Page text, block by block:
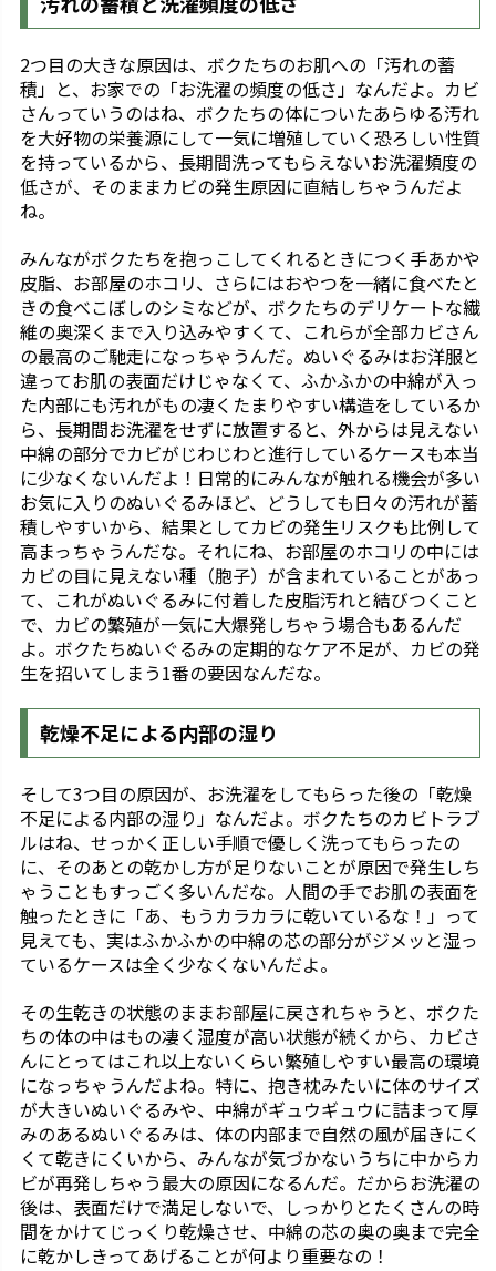
2つ目の大きな原因は、ボクたちのお肌への「汚れの蓄
積」と、お家での「お洗濯の頻度の低さ」なんだよ。カビ
さんっていうのはね、ボクたちの体についたあらゆる汚れ
を大好物の栄養源にして一気に増殖していく恐ろしい性質
を持っているから、長期間洗ってもらえないお洗濯頻度の
低さが、そのままカビの発生原因に直結しちゃうんだよ
ね。
みんながボクたちを抱っこしてくれるときにつく手あかや
皮脂、お部屋のホコリ、さらにはおやつを一緒に食べたと
きの食べこぼしのシミなどが、ボクたちのデリケートな繊
維の奥深くまで入り込みやすくて、これらが全部カビさん
の最高のご馳走になっちゃうんだ。ぬいぐるみはお洋服と
違ってお肌の表面だけじゃなくて、ふかふかの中綿が入っ
た内部にも汚れがもの凄くたまりやすい構造をしているか
ら、長期間お洗濯をせずに放置すると、外からは見えない
中綿の部分でカビがじわじわと進行しているケースも本当
に少なくないんだよ！日常的にみんなが触れる機会が多い
お気に入りのぬいぐるみほど、どうしても日々の汚れが蓄
積しやすいから、結果としてカビの発生リスクも比例して
高まっちゃうんだな。それにね、お部屋のホコリの中には
カビの目に見えない種（胞子）が含まれていることがあっ
て、これがぬいぐるみに付着した皮脂汚れと結びつくこと
で、カビの繁殖が一気に大爆発しちゃう場合もあるんだ
よ。ボクたちぬいぐるみの定期的なケア不足が、カビの発
生を招いてしまう1番の要因なんだな。
乾燥不足による内部の湿り
そして3つ目の原因が、お洗濯をしてもらった後の「乾燥
不足による内部の湿り」なんだよ。ボクたちのカビトラブ
ルはね、せっかく正しい手順で優しく洗ってもらったの
に、そのあとの乾かし方が足りないことが原因で発生しち
ゃうこともすっごく多いんだな。人間の手でお肌の表面を
触ったときに「あ、もうカラカラに乾いているな！」って
見えても、実はふかふかの中綿の芯の部分がジメッと湿っ
ているケースは全く少なくないんだよ。
その生乾きの状態のままお部屋に戻されちゃうと、ボクた
ちの体の中はもの凄く湿度が高い状態が続くから、カビさ
んにとってはこれ以上ないくらい繁殖しやすい最高の環境
になっちゃうんだよね。特に、抱き枕みたいに体のサイズ
が大きいぬいぐるみや、中綿がギュウギュウに詰まって厚
みのあるぬいぐるみは、体の内部まで自然の風が届きにく
くて乾きにくいから、みんなが気づかないうちに中からカ
ビが再発しちゃう最大の原因になるんだ。だからお洗濯の
後は、表面だけで満足しないで、しっかりとたくさんの時
間をかけてじっくり乾燥させ、中綿の芯の奥の奥まで完全
に乾かしきってあげることが何より重要なの！